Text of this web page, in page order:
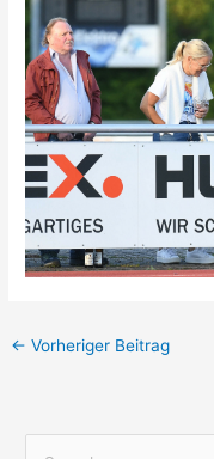
← Vorheriger Beitrag